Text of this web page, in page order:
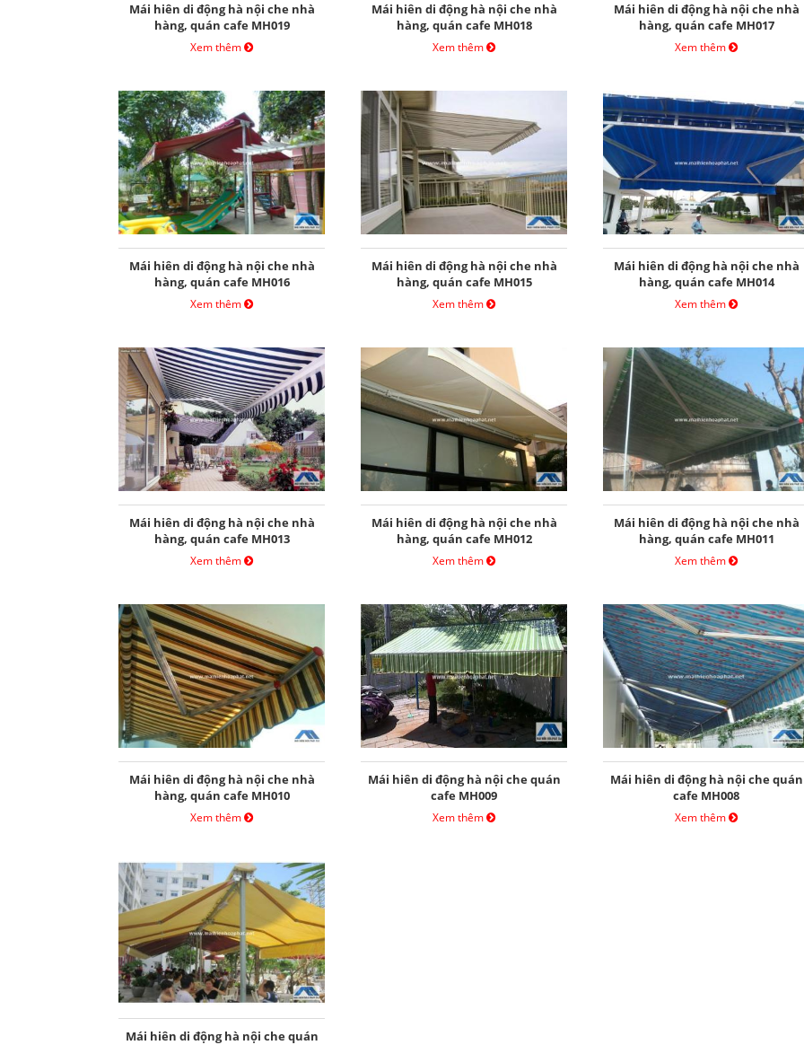
Mái hiên di động hà nội che nhà
hàng, quán cafe MH019
Xem thêm
Mái hiên di động hà nội che nhà
hàng, quán cafe MH018
Xem thêm
Mái hiên di động hà nội che nhà
hàng, quán cafe MH017
Xem thêm
Mái hiên di động hà nội che nhà
hàng, quán cafe MH016
Xem thêm
Mái hiên di động hà nội che nhà
hàng, quán cafe MH015
Xem thêm
Mái hiên di động hà nội che nhà
hàng, quán cafe MH014
Xem thêm
Mái hiên di động hà nội che nhà
hàng, quán cafe MH013
Xem thêm
Mái hiên di động hà nội che nhà
hàng, quán cafe MH012
Xem thêm
Mái hiên di động hà nội che nhà
hàng, quán cafe MH011
Xem thêm
Mái hiên di động hà nội che nhà
hàng, quán cafe MH010
Xem thêm
Mái hiên di động hà nội che quán
cafe MH009
Xem thêm
Mái hiên di động hà nội che quán
cafe MH008
Xem thêm
Mái hiên di động hà nội che quán